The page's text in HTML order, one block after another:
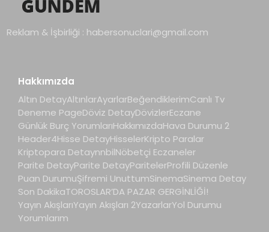
Reklam & İşbirliği : habersonuclari@gmail.com
Hakkımızda
Altın DetayAltınlarAyarlarBeğendiklerimCanlı Tv
Deneme PageDöviz DetayDövizlerEczane
Günlük Burç YorumlarıHakkımızdaHava Durumu 2
Header4Hisse DetayHisselerKripto Paralar
Kriptopara DetaynnbilNöbetçi Eczaneler
Parite DetayParite DetayParitelerProfili Düzenle
Puan DurumuŞifremi UnuttumSinemaSinema Detay
Son DakikaTOROSLAR’DA PAZAR GERGİNLİĞİ!
Yayın AkışlarıYayın Akışları 2YazarlarYol Durumu
Yorumlarım